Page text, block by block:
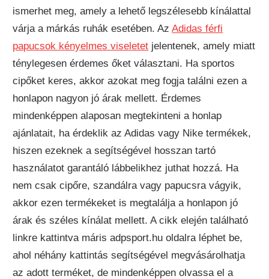
ismerhet meg, amely a lehető legszélesebb kínálattal
várja a márkás ruhák esetében. AzAdidas férfi
papucsok kényelmes viseletet jelentenek, amely miatt
ténylegesen érdemes őket választani. Ha sportos
cipőket keres, akkor azokat meg fogja találni ezen a
honlapon nagyon jó árak mellett. Érdemes
mindenképpen alaposan megtekinteni a honlap
ajánlatait, ha érdeklik az Adidas vagy Nike termékek,
hiszen ezeknek a segítségével hosszan tartó
használatot garantáló lábbelikhez juthat hozzá. Ha
nem csak cipőre, szandálra vagy papucsra vágyik,
akkor ezen termékeket is megtalálja a honlapon jó
árak és széles kínálat mellett. A cikk elején található
linkre kattintva máris adpsport.hu oldalra léphet be,
ahol néhány kattintás segítségével megvásárolhatja
az adott terméket, de mindenképpen olvassa el a